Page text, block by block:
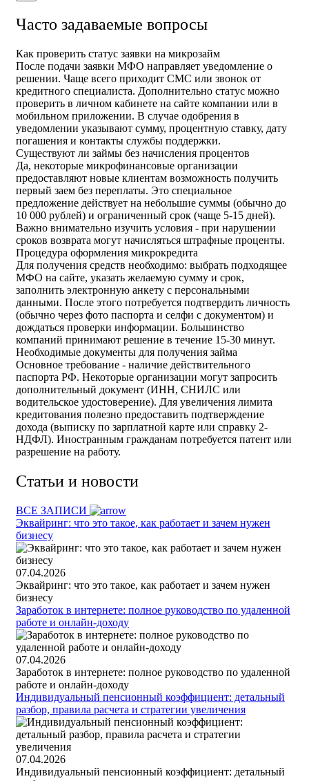
Часто задаваемые вопросы
Как проверить статус заявки на микрозайм
После подачи заявки МФО направляет уведомление о
решении. Чаще всего приходит СМС или звонок от
кредитного специалиста. Дополнительно статус можно
проверить в личном кабинете на сайте компании или в
мобильном приложении. В случае одобрения в
уведомлении указывают сумму, процентную ставку, дату
погашения и контакты службы поддержки.
Существуют ли займы без начисления процентов
Да, некоторые микрофинансовые организации
предоставляют новые клиентам возможность получить
первый заем без переплаты. Это специальное
предложение действует на небольшие суммы (обычно до
10 000 рублей) и ограниченный срок (чаще 5-15 дней).
Важно внимательно изучить условия - при нарушении
сроков возврата могут начисляться штрафные проценты.
Процедура оформления микрокредита
Для получения средств необходимо: выбрать подходящее
МФО на сайте, указать желаемую сумму и срок,
заполнить электронную анкету с персональными
данными. После этого потребуется подтвердить личность
(обычно через фото паспорта и селфи с документом) и
дождаться проверки информации. Большинство
компаний принимают решение в течение 15-30 минут.
Необходимые документы для получения займа
Основное требование - наличие действительного
паспорта РФ. Некоторые организации могут запросить
дополнительный документ (ИНН, СНИЛС или
водительское удостоверение). Для увеличения лимита
кредитования полезно предоставить подтверждение
дохода (выписку по зарплатной карте или справку 2-
НДФЛ). Иностранным гражданам потребуется патент или
разрешение на работу.
Статьи и новости
ВСЕ ЗАПИСИ
Эквайринг: что это такое, как работает и зачем нужен
бизнесу
07.04.2026
Эквайринг: что это такое, как работает и зачем нужен
бизнесу
Заработок в интернете: полное руководство по удаленной
работе и онлайн-доходу
07.04.2026
Заработок в интернете: полное руководство по удаленной
работе и онлайн-доходу
Индивидуальный пенсионный коэффициент: детальный
разбор, правила расчета и стратегии увеличения
07.04.2026
Индивидуальный пенсионный коэффициент: детальный